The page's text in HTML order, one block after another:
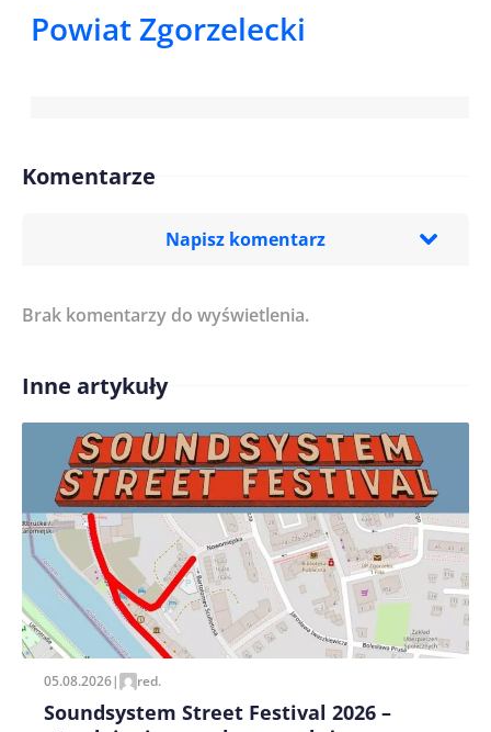
Powiat Zgorzelecki
Komentarze
Napisz komentarz
Treść komentarza*
Imię/ Nick*
Zapamiętaj moje dane w tej przeglądarce podczas
pisania kolejnych komentarzy.
Brak komentarzy do wyświetlenia.
Inne artykuły
05.08.2026| red.
Soundsystem Street Festival 2026 –